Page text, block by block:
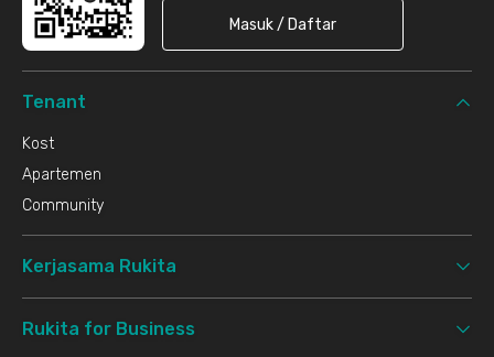
Masuk / Daftar
Tenant
Kost
Apartemen
Community
Kerjasama Rukita
Rukita for Business